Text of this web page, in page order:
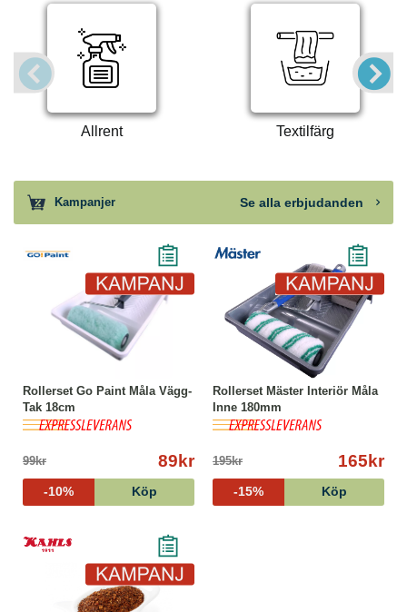
Allrent Textilfärg
Kampanjer Se alla erbjudanden
Rollerset Go Paint Måla Vägg-
Tak 18cm
99kr 89kr
-10% Köp
Rollerset Mäster Interiör Måla
Inne 180mm
195kr 165kr
-15% Köp